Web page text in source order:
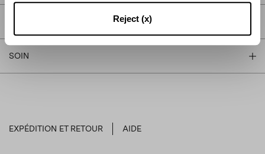
Reject (x)
SOIN
EXPÉDITION ET RETOUR AIDE